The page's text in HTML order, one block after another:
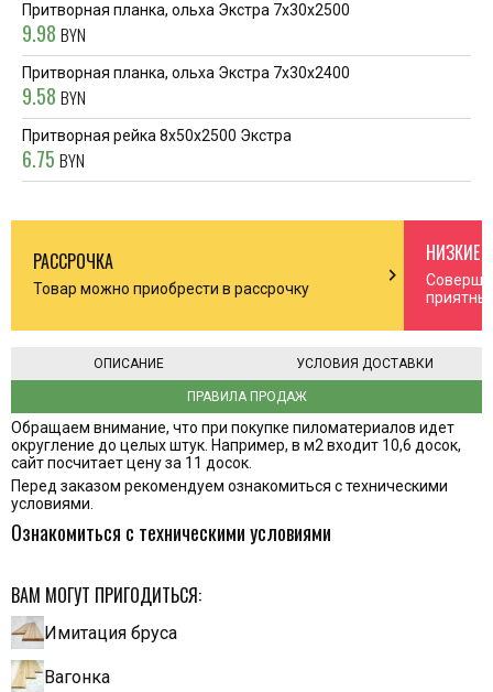
Притворная планка, ольха Экстра 7x30x2500
9.98 BYN
Притворная планка, ольха Экстра 7x30x2400
9.58 BYN
Притворная рейка 8x50x2500 Экстра
6.75 BYN
РАССРОЧКА
Товар можно приобрести в рассрочку chevron_right
НИЗКИЕ
ПРАВИЛА ПРОДАЖ
ОПИСАНИЕ УСЛОВИЯ ДОСТАВКИ
Обращаем внимание, что при покупке пиломатериалов идет
округление до целых штук. Например, в м2 входит 10,6 досок,
сайт посчитает цену за 11 досок.
Перед заказом рекомендуем ознакомиться с техническими
условиями.
Ознакомиться с техническими условиями
ВАМ МОГУТ ПРИГОДИТЬСЯ:
Имитация бруса
Вагонка